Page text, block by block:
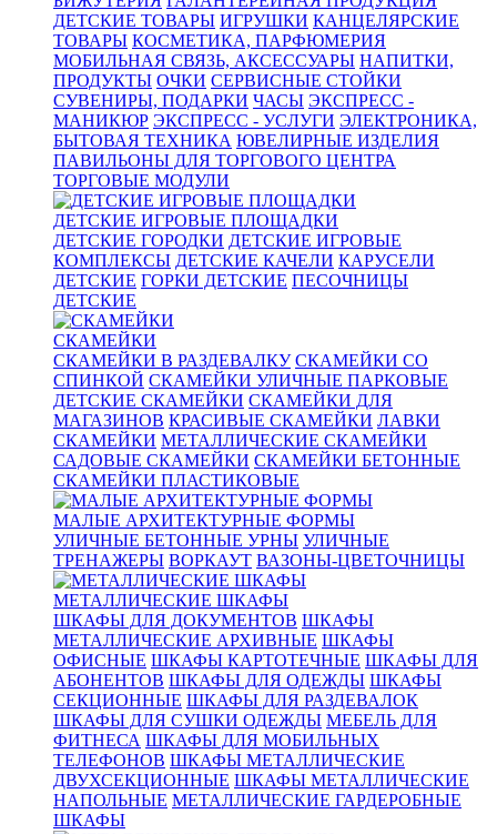
ДЕТСКИЕ ТОВАРЫ ИГРУШКИ КАНЦЕЛЯРСКИЕ
ТОВАРЫ КОСМЕТИКА, ПАРФЮМЕРИЯ
МОБИЛЬНАЯ СВЯЗЬ, АКСЕССУАРЫ НАПИТКИ,
ПРОДУКТЫ ОЧКИ СЕРВИСНЫЕ СТОЙКИ
СУВЕНИРЫ, ПОДАРКИ ЧАСЫ ЭКСПРЕСС -
МАНИКЮР ЭКСПРЕСС - УСЛУГИ ЭЛЕКТРОНИКА,
БЫТОВАЯ ТЕХНИКА ЮВЕЛИРНЫЕ ИЗДЕЛИЯ
ПАВИЛЬОНЫ ДЛЯ ТОРГОВОГО ЦЕНТРА
ТОРГОВЫЕ МОДУЛИ
ДЕТСКИЕ ИГРОВЫЕ ПЛОЩАДКИ
ДЕТСКИЕ ГОРОДКИ ДЕТСКИЕ ИГРОВЫЕ
КОМПЛЕКСЫ ДЕТСКИЕ КАЧЕЛИ КАРУСЕЛИ
ДЕТСКИЕ ГОРКИ ДЕТСКИЕ ПЕСОЧНИЦЫ
ДЕТСКИЕ
СКАМЕЙКИ
СКАМЕЙКИ В РАЗДЕВАЛКУ СКАМЕЙКИ СО
СПИНКОЙ СКАМЕЙКИ УЛИЧНЫЕ ПАРКОВЫЕ
ДЕТСКИЕ СКАМЕЙКИ СКАМЕЙКИ ДЛЯ
МАГАЗИНОВ КРАСИВЫЕ СКАМЕЙКИ ЛАВКИ
СКАМЕЙКИ МЕТАЛЛИЧЕСКИЕ СКАМЕЙКИ
САДОВЫЕ СКАМЕЙКИ СКАМЕЙКИ БЕТОННЫЕ
СКАМЕЙКИ ПЛАСТИКОВЫЕ
МАЛЫЕ АРХИТЕКТУРНЫЕ ФОРМЫ
УЛИЧНЫЕ БЕТОННЫЕ УРНЫ УЛИЧНЫЕ
ТРЕНАЖЕРЫ ВОРКАУТ ВАЗОНЫ-ЦВЕТОЧНИЦЫ
МЕТАЛЛИЧЕСКИЕ ШКАФЫ
ШКАФЫ ДЛЯ ДОКУМЕНТОВ ШКАФЫ
МЕТАЛЛИЧЕСКИЕ АРХИВНЫЕ ШКАФЫ
ОФИСНЫЕ ШКАФЫ КАРТОТЕЧНЫЕ ШКАФЫ ДЛЯ
АБОНЕНТОВ ШКАФЫ ДЛЯ ОДЕЖДЫ ШКАФЫ
СЕКЦИОННЫЕ ШКАФЫ ДЛЯ РАЗДЕВАЛОК
ШКАФЫ ДЛЯ СУШКИ ОДЕЖДЫ МЕБЕЛЬ ДЛЯ
ФИТНЕСА ШКАФЫ ДЛЯ МОБИЛЬНЫХ
ТЕЛЕФОНОВ ШКАФЫ МЕТАЛЛИЧЕСКИЕ
ДВУХСЕКЦИОННЫЕ ШКАФЫ МЕТАЛЛИЧЕСКИЕ
НАПОЛЬНЫЕ МЕТАЛЛИЧЕСКИЕ ГАРДЕРОБНЫЕ
ШКАФЫ